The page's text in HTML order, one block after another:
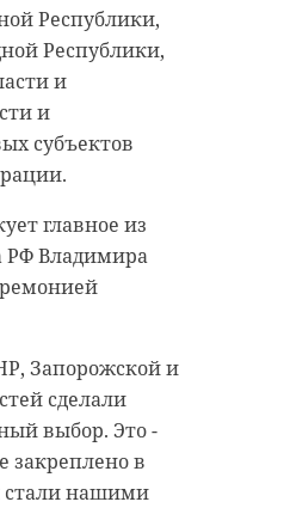
Республики,
Республики,
и
и
субъектов
главное из
РФ Владимира
Запорожской и
сделали
выбор. Это -
закреплено в
стали нашими
в
в пятницу,
любит
мячами.
его вольере
самых
и ранее
своих
сотрудники
с озорной
подписания
от
Владимира
Ольга Занко
своем канале в
что этот
давший
Все россияне
истории,
будут
писать в
фильмы.